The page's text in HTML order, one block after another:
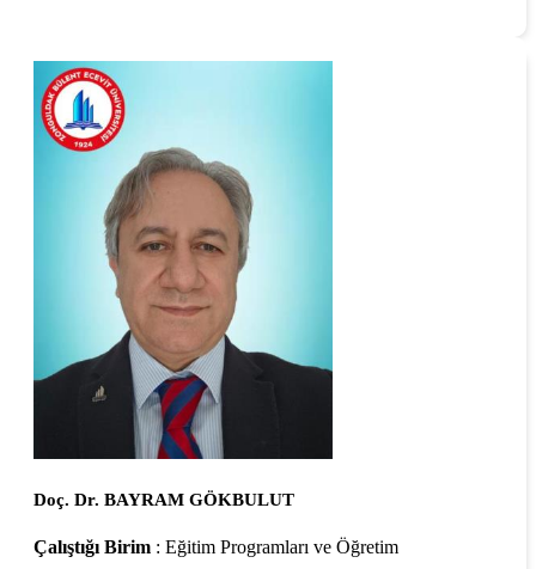
Doç. Dr. BAYRAM GÖKBULUT
Çalıştığı Birim : Eğitim Programları ve Öğretim